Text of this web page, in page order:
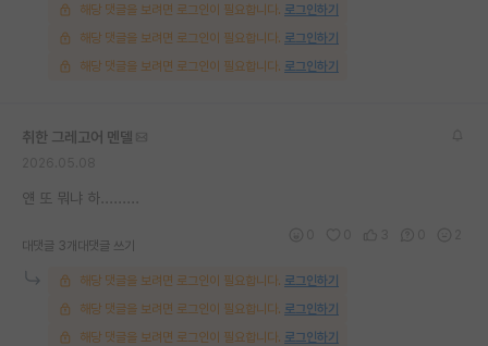
해당 댓글을 보려면 로그인이 필요합니다. 로그인하기
해당 댓글을 보려면 로그인이 필요합니다. 로그인하기
해당 댓글을 보려면 로그인이 필요합니다. 로그인하기
취한 그레고어 멘델
얜 또 뭐냐 하.........
대댓글 3개 대댓글 쓰기
해당 댓글을 보려면 로그인이 필요합니다. 로그인하기
해당 댓글을 보려면 로그인이 필요합니다. 로그인하기
해당 댓글을 보려면 로그인이 필요합니다. 로그인하기